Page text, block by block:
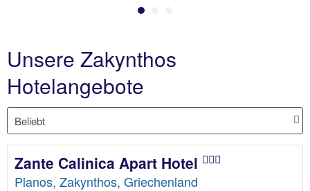
Unsere Zakynthos
Hotelangebote
Zante Calinica Apart Hotel
Planos, Zakynthos, Griechenland